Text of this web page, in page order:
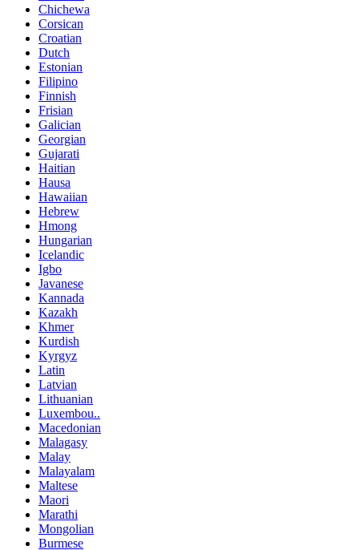
Chichewa
Corsican
Croatian
Dutch
Estonian
Filipino
Finnish
Frisian
Galician
Georgian
Gujarati
Haitian
Hausa
Hawaiian
Hebrew
Hmong
Hungarian
Icelandic
Igbo
Javanese
Kannada
Kazakh
Khmer
Kurdish
Kyrgyz
Latin
Latvian
Lithuanian
Luxembou..
Macedonian
Malagasy
Malay
Malayalam
Maltese
Maori
Marathi
Mongolian
Burmese